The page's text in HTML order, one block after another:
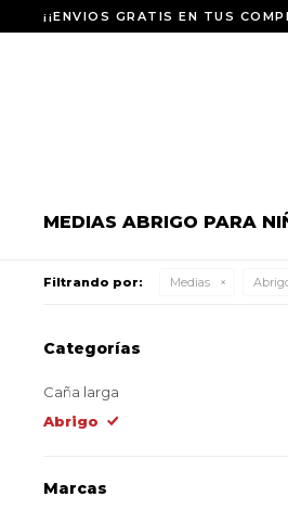
¡¡ENVIOS GRATIS EN TUS
MEDIAS ABRIGO PARA
Filtrando por: Medias
Categorías
Caña larga
Abrigo
Marcas